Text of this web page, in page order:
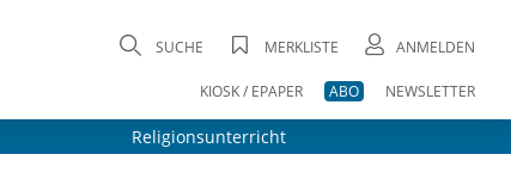
SUCHE MERKLISTE ANMELDEN
KIOSK / EPAPER ABO NEWSLETTER
Religionsunterricht